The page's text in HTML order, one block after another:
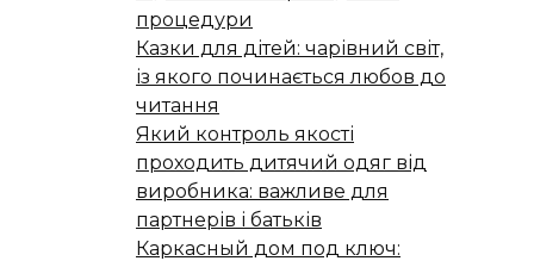
процедури
Казки для дітей: чарівний світ,
із якого починається любов до
читання
Який контроль якості
проходить дитячий одяг від
виробника: важливе для
партнерів і батьків
Каркасный дом под ключ: